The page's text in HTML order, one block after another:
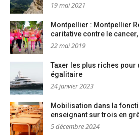
19 mai 2021
Montpellier : Montpellier
caritative contre le
22 mai 2019
Taxer les plus riches pour
égalitaire
24 janvier 2023
Mobilisation dans la
enseignant sur trois en
5 décembre 2024